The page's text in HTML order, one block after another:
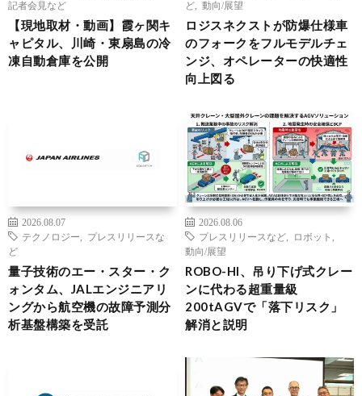
記者会見など
【現地取材・動画】霞ヶ関キ
ャピタル、川崎・東扇島の冷
凍自動倉庫を公開
ど
動向/展望
ロジスネクストが防爆仕様車
のフォークをフルモデルチェ
ンジ、オペレーターの快適性
向上図る
2026.08.07
テクノロジー
プレスリリースな
ど
量子技術のエー・スター・ク
ォンタム、JALエンジニアリ
ングから航空機の故障予測分
析基盤構築を受託
2026.08.06
プレスリリースなど
ロボット
動向/展望
ROBO-HI、吊り下げ式クレー
ンに代わる超重量級
200tAGVで「落下リスク」
解消と説明